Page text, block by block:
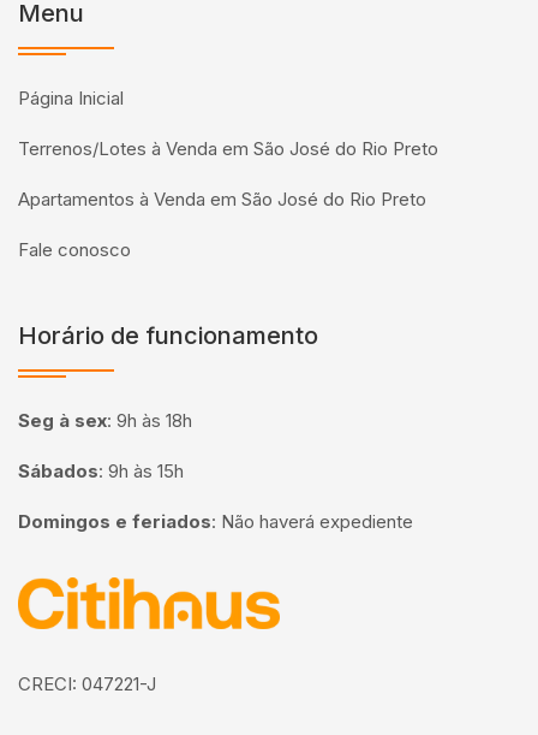
Menu
Página Inicial
Terrenos/Lotes à Venda em São José do Rio Preto
Apartamentos à Venda em São José do Rio Preto
Fale conosco
Horário de funcionamento
Seg à sex: 9h às 18h
Sábados: 9h às 15h
Domingos e feriados: Não haverá expediente
Página inicial
CRECI: 047221-J